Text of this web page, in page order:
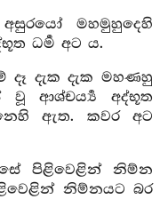
මහමුහුදෙහි
ධර්‍ම අට ය.
දැක දැක මහණහු
ආශ්චර්‍ය්‍ය අද්භූත
ඇත. කවර අට
පිළිවෙළින් නිම්න
නිම්නයට බර